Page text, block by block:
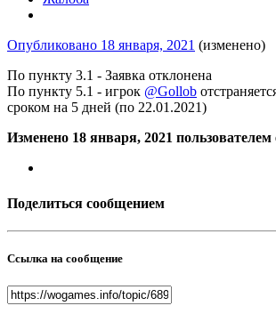
Опубликовано 18 января, 2021 (изменено)
По пункту 3.1 - Заявка отклонена
По пункту 5.1 - игрок @Gollob
сроком на 5 дней (по 22.01.2021)
Изменено 18 января, 2021 пользователем
Поделиться сообщением
Ссылка на сообщение